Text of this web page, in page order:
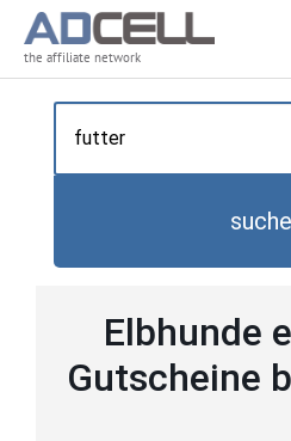
the affiliate network
Elbhunde
Gutscheine